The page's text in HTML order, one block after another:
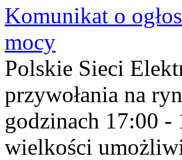
Komunikat o
mocy
Polskie Sieci
przywołania na
godzinach 17:00
wielkości